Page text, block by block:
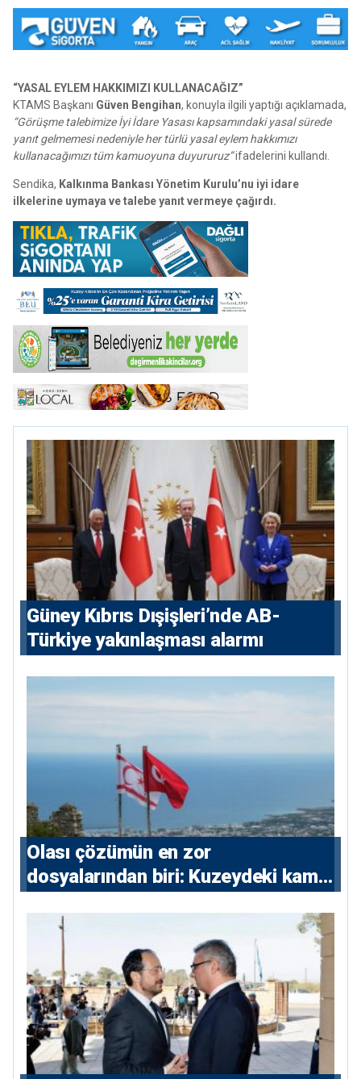
“YASAL EYLEM HAKKIMIZI KULLANACAĞIZ”
KTAMS Başkanı Güven Bengihan, konuyla ilgili yaptığı açıklamada,
“Görüşme talebimize İyi İdare Yasası kapsamındaki yasal sürede
yanıt gelmemesi nedeniyle her türlü yasal eylem hakkımızı
kullanacağımızı tüm kamuoyuna duyururuz”ifadelerini kullandı.
Sendika, Kalkınma Bankası Yönetim Kurulu’nu iyi idare
ilkelerine uymaya ve talebe yanıt vermeye çağırdı.
Güney Kıbrıs Dışişleri’nde AB-
Türkiye yakınlaşması alarmı
Olası çözümün en zor
dosyalarından biri: Kuzeydeki kamu